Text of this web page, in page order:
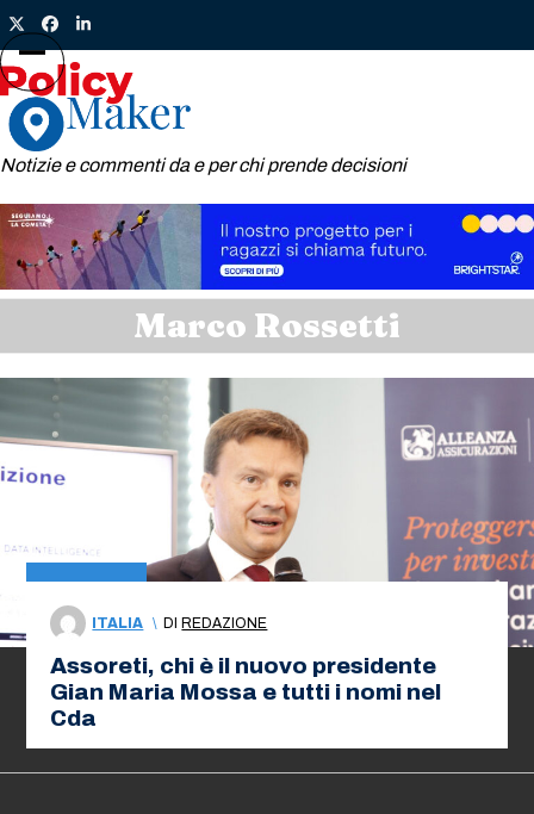
Skip
to
content
TwitterFacebook
LinkedIn
Notizie e commenti da e per chi prende decisioni
Open
mobile
menu
Close
mobile
menu
Marco Rossetti
ITALIA \ DIREDAZIONE
Assoreti, chi è il nuovo presidente
Gian Maria Mossa e tutti i nomi nel
Cda